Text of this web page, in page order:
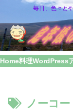
毎日、色々と
Home料理WordPress
ノーコー